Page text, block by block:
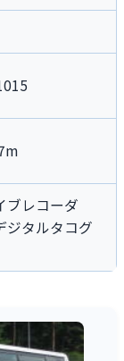
ブレコーダ
ジタルタコグ